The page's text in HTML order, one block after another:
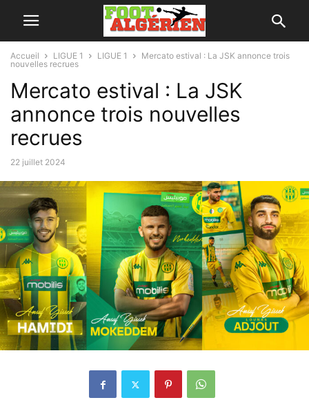
Accueil LIGUE 1 LIGUE 1
Mercato estival : La JSK annonce trois
nouvelles recrues
Mercato estival : La JSK
annonce trois nouvelles
recrues
22 juillet 2024